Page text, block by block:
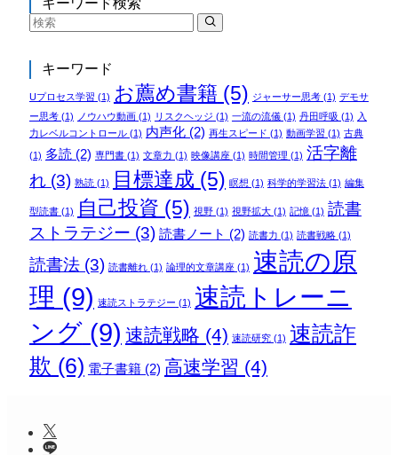
キーワード
Uプロセス学習 (1) お薦め書籍 (5) ジャーサー思考(1) デモサ
ー思考(1) ノウハウ動画(1) リスクヘッジ (1) 一流の流儀(1) 丹田呼吸 (1) 入
力レベルコントロール(1) 内声化(2) 再生スピード (1) 動画学習 (1) 古典
(1) 多読 (2) 専門書(1) 文章力 (1) 映像講座(1) 時間管理 (1) 活字離
れ(3) 熟読(1) 目標達成 (5) 瞑想 (1) 科学的学習法(1) 編集
型読書(1) 自己投資 (5) 視野(1) 視野拡大(1) 記憶(1) 読書
ストラテジー (3) 読書ノート (2) 読書力 (1) 読書戦略(1)
読書法(3) 読書離れ(1) 論理的文章講座(1) 速読の原
理 (9) 速読ストラテジー (1) 速読トレーニ
ング(9) 速読戦略 (4) 速読研究(1) 速読詐
欺 (6) 電子書籍(2) 高速学習 (4)